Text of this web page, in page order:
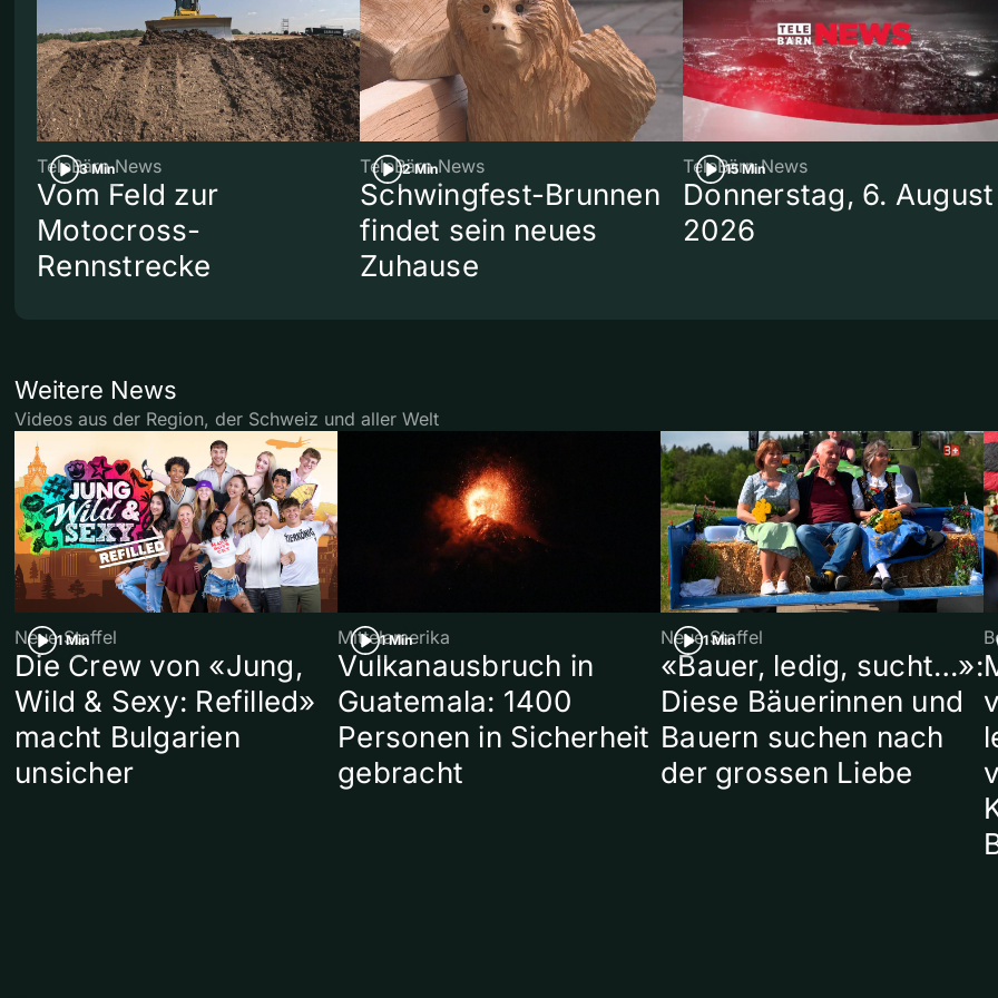
3 Min
TeleBärn News
Vom Feld zur
Motocross-
Rennstrecke
2 Min
TeleBärn News
Schwingfest-Brunnen
findet sein neues
Zuhause
15 Min
TeleBärn News
Donnerstag, 6. August
2026
Weitere News
Videos aus der Region, der Schweiz und aller Welt
1 Min
Neue Staffel
Die Crew von «Jung,
Wild & Sexy: Refilled»
macht Bulgarien
unsicher
1 Min
Mittelamerika
Vulkanausbruch in
Guatemala: 1400
Personen in Sicherheit
gebracht
1 Min
Neue Staffel
«Bauer, ledig, sucht…»:
Diese Bäuerinnen und
Bauern suchen nach
der grossen Liebe